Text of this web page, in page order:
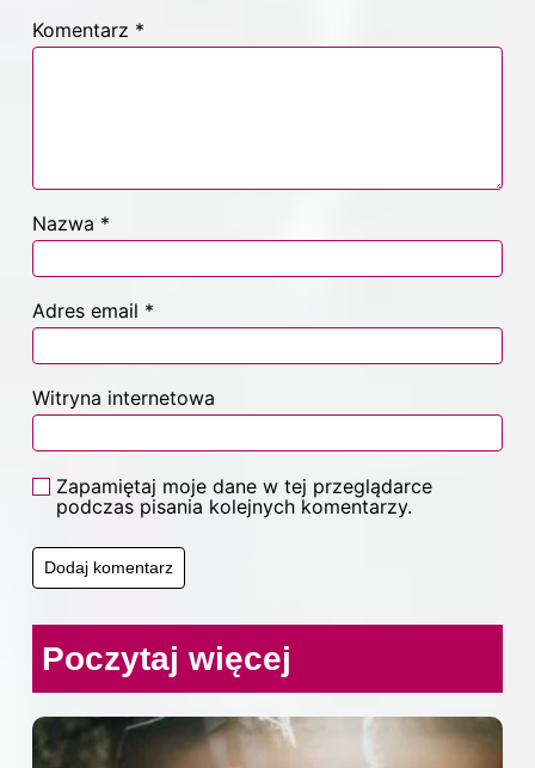
Komentarz *
Nazwa *
Adres email *
Witryna internetowa
Zapamiętaj moje dane w tej przeglądarce
podczas pisania kolejnych komentarzy.
Poczytaj więcej